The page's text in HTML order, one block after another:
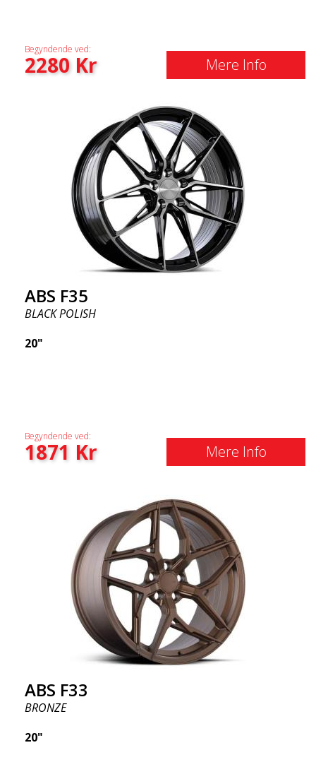
Begyndende ved:
2280Kr Mere Info
ABS F35
BLACK POLISH
20"
Begyndende ved:
1871 Kr Mere Info
ABS F33
BRONZE
20"